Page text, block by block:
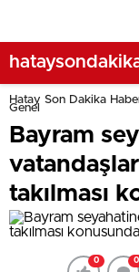
Hatay Son Dakika
Genel
Bayram
takılması
0 0